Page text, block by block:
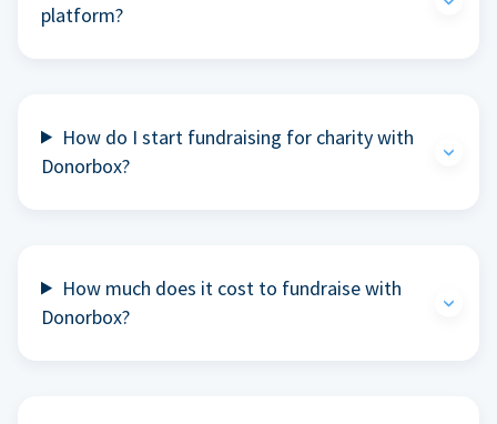
platform?
How do I start fundraising for charity with
Donorbox?
How much does it cost to fundraise with
Donorbox?